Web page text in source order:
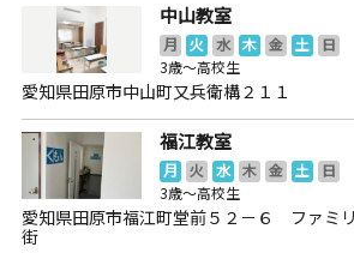
中山教室
月 火 水 木 金 土
日
3歳～高校生
愛知県田原市中山町又兵衛構２１１
福江教室
月 火 水 木 金 土
日
3歳～高校生
愛知県田原市福江町堂前５２－６ ファミ
街